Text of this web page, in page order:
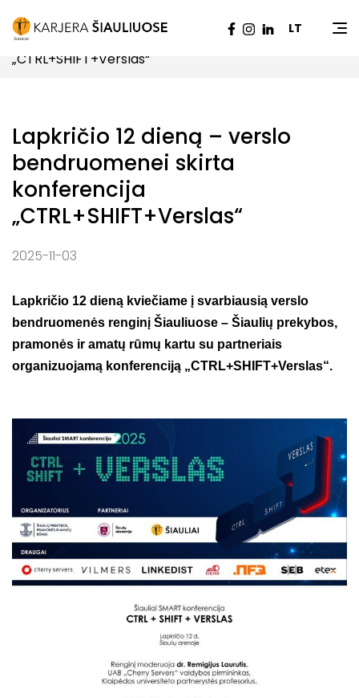
LT
Pradžia |Naujienos |Lapkričio 12 dieną – verslo
bendruomenei skirta konferencija
„CTRL+SHIFT+Verslas“
Lapkričio 12 dieną – verslo
bendruomenei skirta
konferencija
„CTRL+SHIFT+Verslas“
2025-11-03
Lapkričio 12 dieną kviečiame į svarbiausią verslo
bendruomenės renginį Šiauliuose – Šiaulių prekybos,
pramonės ir amatų rūmų kartu su partneriais
organizuojamą konferenciją „CTRL+SHIFT+Verslas“.